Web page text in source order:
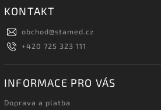
KONTAKT
obchod@stamed.cz
+420 725 323 111
INFORMACE PRO VÁS
Doprava a platba